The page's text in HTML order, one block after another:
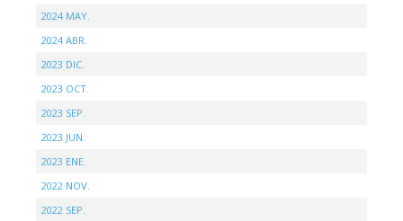
2024 MAY.
2024 ABR.
2023 DIC.
2023 OCT.
2023 SEP.
2023 JUN.
2023 ENE.
2022 NOV.
2022 SEP.